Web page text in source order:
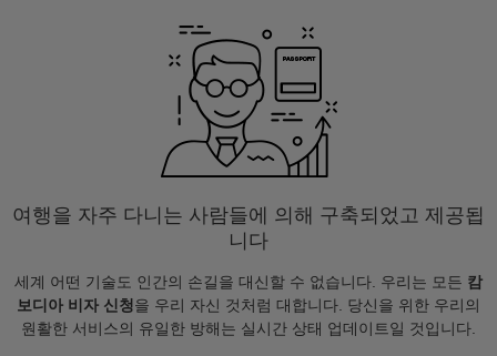
여행을 자주 다니는 사람들에 의해 구축되었고 제공됩
니다
세계 어떤 기술도 인간의 손길을 대신할 수 없습니다. 우리는 모든 캄
보디아 비자 신청을 우리 자신 것처럼 대합니다. 당신을 위한 우리의
원활한 서비스의 유일한 방해는 실시간 상태 업데이트일 것입니다.